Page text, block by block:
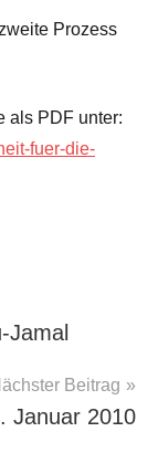
Prozess
als PDF unter:
fuer-die-
Jamal
Beitrag
Januar 2010